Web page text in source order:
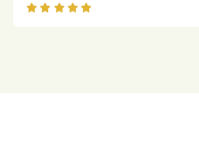
ovoce